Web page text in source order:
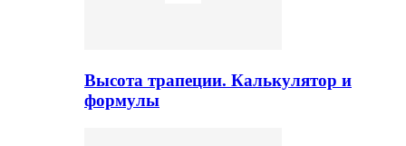
Высота трапеции. Калькулятор и
формулы